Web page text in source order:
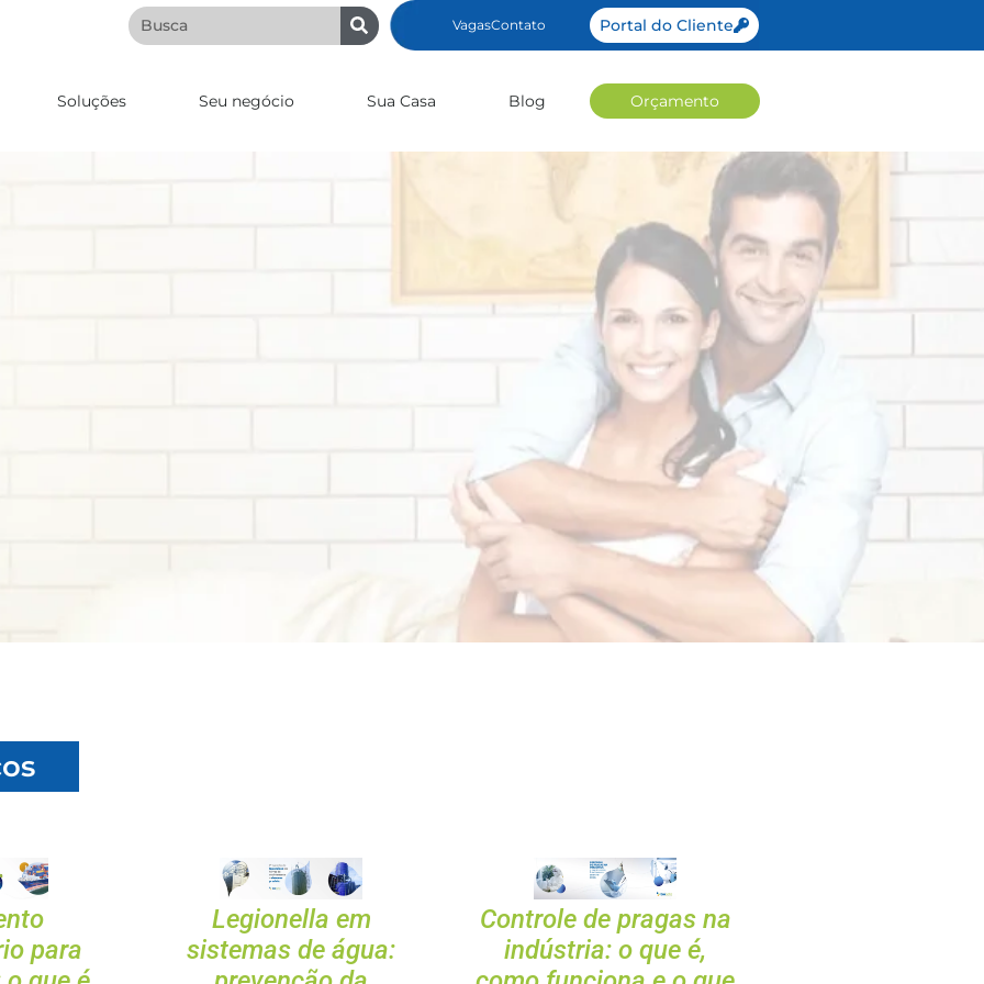
VagasContato Portal do Cliente
Soluções Seu negócio Sua Casa Blog Orçamento
para
Legionella em
sistemas de água:
Controle de pragas na
indústria: o que é,